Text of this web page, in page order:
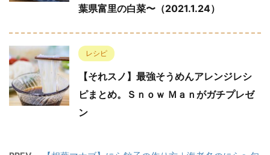
葉県富里の白菜〜（2021.1.24）
レシピ
【それスノ】最強そうめんアレンジレシ
ピまとめ。Ｓｎｏｗ Ｍａｎがガチプレゼ
ン